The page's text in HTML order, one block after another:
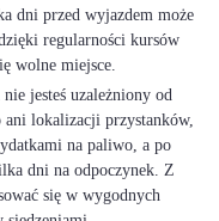
dni przed wyjazdem może
regularności kursów
wolne miejsce.
jesteś uzależniony od
ani lokalizacji przystanków,
na paliwo, a po
dni na odpoczynek. Z
się w wygodnych